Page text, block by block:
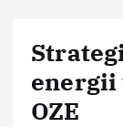
OZE